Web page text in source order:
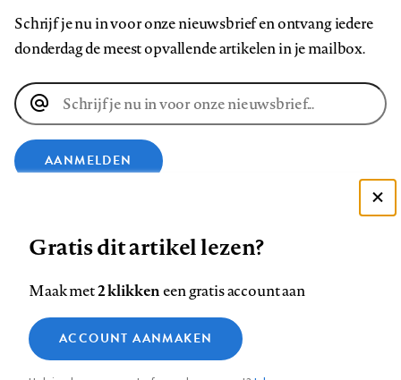
Schrijf je nu in voor onze nieuwsbrief en ontvang iedere
donderdag de meest opvallende artikelen in je mailbox.
E-
mailadres
AANMELDEN
op
Facebook
op
LinkedIn
op
Bluesky
ons
op
InstagramYouTube
Footer
Contact Colofon Disclaimer Privacy
Medische vragen verdienen
betrouwbare antwoorden
Zie onze cookie policy
Analytische cookies
Gratis dit artikel lezen?
Maak met2 klikkeneen gratis account aan
ACCOUNT AANMAKEN